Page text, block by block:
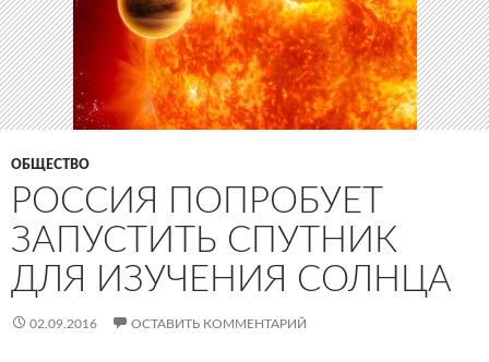
ОБЩЕСТВО
РОССИЯ ПОПРОБУЕТ
ЗАПУСТИТЬ СПУТНИК
ДЛЯ ИЗУЧЕНИЯ СОЛНЦА
02.09.2016 ОСТАВИТЬ КОММЕНТАРИЙ